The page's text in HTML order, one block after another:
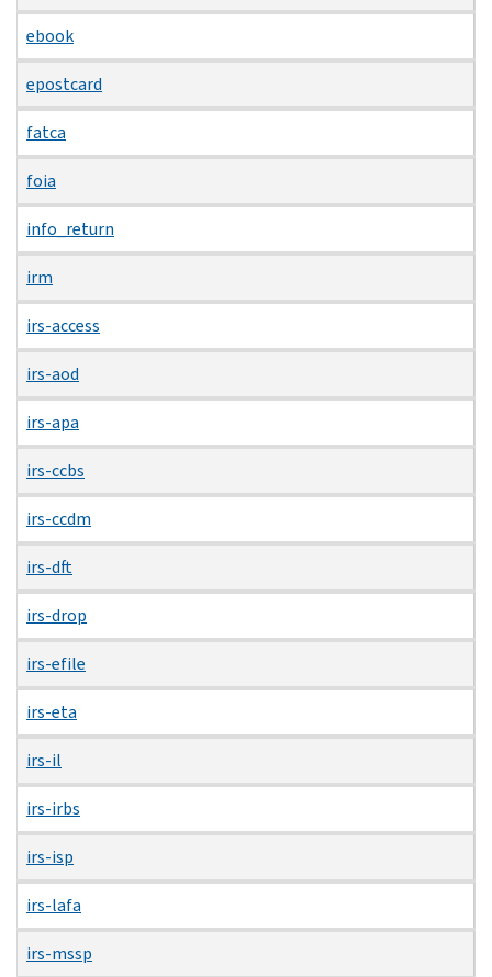
ebook
epostcard
fatca
foia
info_return
irm
irs-access
irs-aod
irs-apa
irs-ccbs
irs-ccdm
irs-dft
irs-drop
irs-efile
irs-eta
irs-il
irs-irbs
irs-isp
irs-lafa
irs-mssp